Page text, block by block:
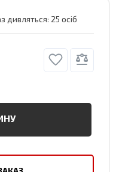
дивляться: 25 осіб